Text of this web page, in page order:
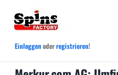
Inhalt
springen
Einloggenoderregistrieren!